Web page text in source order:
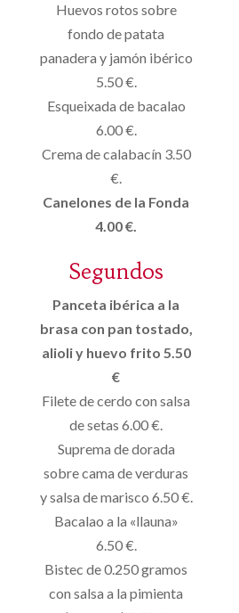
Huevos rotos sobre
fondo de patata
panadera y jamón ibérico
5.50 €.
Esqueixada de bacalao
6.00 €.
Crema de calabacín 3.50
€.
Canelones de la Fonda
4.00 €.
Segundos
Panceta ibérica a la
brasa con pan tostado,
alioli y huevo frito 5.50
€
Filete de cerdo con salsa
de setas 6.00 €.
Suprema de dorada
sobre cama de verduras
y salsa de marisco 6.50 €.
Bacalao a la «llauna»
6.50 €.
Bistec de 0.250 gramos
con salsa a la pimienta